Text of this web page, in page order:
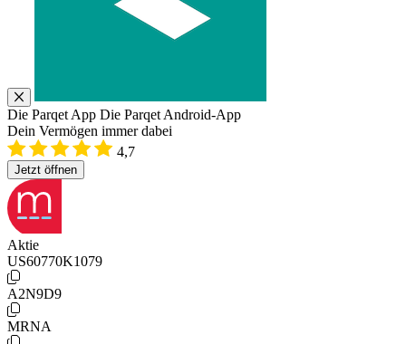
Die Parqet App Die Parqet Android-App
Dein Vermögen immer dabei
4,7
Jetzt öffnen
Aktie
US60770K1079
A2N9D9
MRNA